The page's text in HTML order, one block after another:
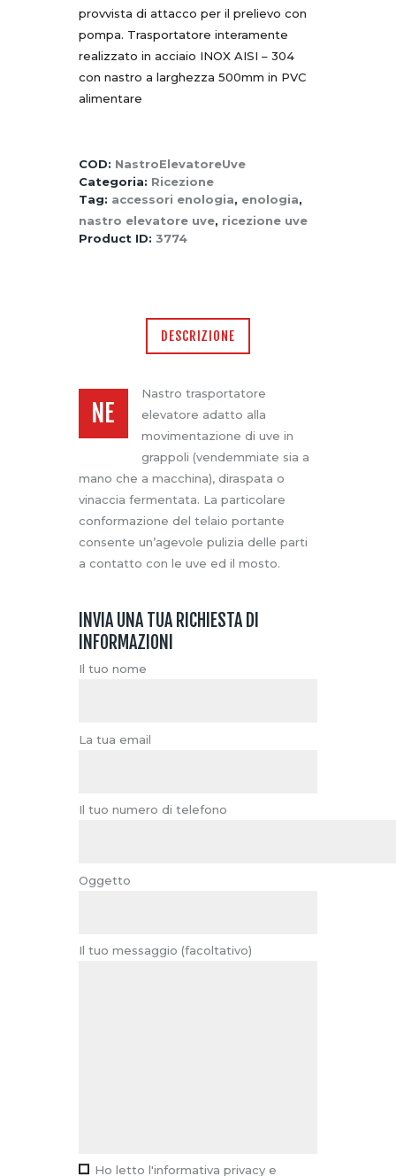
provvista di attacco per il prelievo con
pompa. Trasportatore interamente
realizzato in acciaio INOX AISI – 304
con nastro a larghezza 500mm in PVC
alimentare
COD: NastroElevatoreUve
Categoria: Ricezione
Tag: accessori enologia, enologia,
nastro elevatore uve, ricezione uve
Product ID: 3774
DESCRIZIONE
NE
Nastro trasportatore
elevatore adatto alla
movimentazione di uve in
grappoli (vendemmiate sia a
mano che a macchina), diraspata o
vinaccia fermentata. La particolare
conformazione del telaio portante
consente un’agevole pulizia delle parti
a contatto con le uve ed il mosto.
INVIA UNA TUA RICHIESTA DI
INFORMAZIONI
Il tuo nome
La tua email
Il tuo numero di telefono
Oggetto
Il tuo messaggio (facoltativo)
Ho letto l'informativa privacy e